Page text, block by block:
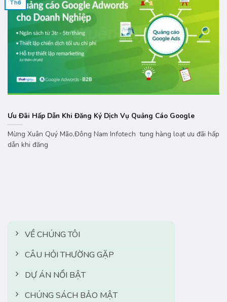
Ưu Đãi Hấp Dẫn Khi Đăng Ký Dịch Vụ Quảng Cáo Google
Mừng Xuân Quý Mão,Đông Nam Infotech tung hàng loạt ưu đãi hấp
dẫn khi đăng
Th6
VỀ CHÚNG TÔI
CÂU HỎI THƯỜNG GẶP
DỰ ÁN NỔI BẬT
CHÚNG SÁCH BẢO MẬT